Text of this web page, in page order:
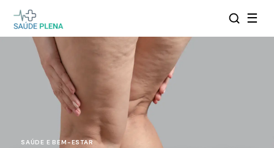
☰
SAÚDE E BEM-ESTAR